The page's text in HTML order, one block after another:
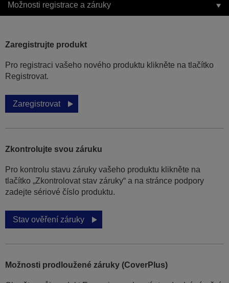
Možnosti registrace a záruky
Zaregistrujte produkt
Pro registraci vašeho nového produktu klikněte na tlačítko
Registrovat.
Zaregistrovat
Zkontrolujte svou záruku
Pro kontrolu stavu záruky vašeho produktu klikněte na
tlačítko „Zkontrolovat stav záruky“ a na stránce podpory
zadejte sériové číslo produktu.
Stav ověření záruky
Možnosti prodloužené záruky (CoverPlus)